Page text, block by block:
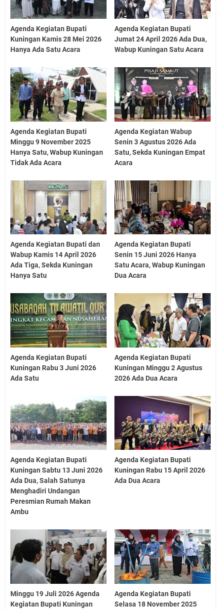
Agenda Kegiatan Bupati
Kuningan Kamis 28 Mei 2026
Hanya Ada Satu Acara
Agenda Kegiatan Bupati
Jumat 24 April 2026 Ada Dua,
Wabup Kuningan Satu Acara
Agenda Kegiatan Bupati
Minggu 9 November 2025
Hanya Satu, Wabup Kuningan
Tidak Ada Acara
Agenda Kegiatan Wabup
Senin 3 Agustus 2026 Ada
Satu, Sekda Kuningan Empat
Acara
Agenda Kegiatan Bupati dan
Wabup Kamis 14 April 2026
Ada Tiga, Sekda Kuningan
Hanya Satu
Agenda Kegiatan Bupati
Senin 15 Juni 2026 Hanya
Satu Acara, Wabup Kuningan
Dua Acara
Agenda Kegiatan Bupati
Kuningan Rabu 3 Juni 2026
Ada Satu
Agenda Kegiatan Bupati
Kuningan Minggu 2 Agustus
2026 Ada Dua Acara
Agenda Kegiatan Bupati
Kuningan Sabtu 13 Juni 2026
Ada Dua, Salah Satunya
Menghadiri Undangan
Peresmian Rumah Makan
Ambu
Agenda Kegiatan Bupati
Kuningan Rabu 15 April 2026
Ada Dua Acara
Minggu 19 Juli 2026 Agenda
Kegiatan Bupati Kuningan
Agenda Kegiatan Bupati
Selasa 18 November 2025